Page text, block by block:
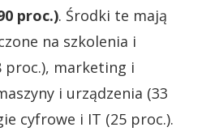
proc.). Środki te mają
na szkolenia i
proc.), marketing i
i urządzenia (33
cyfrowe i IT (25 proc.).